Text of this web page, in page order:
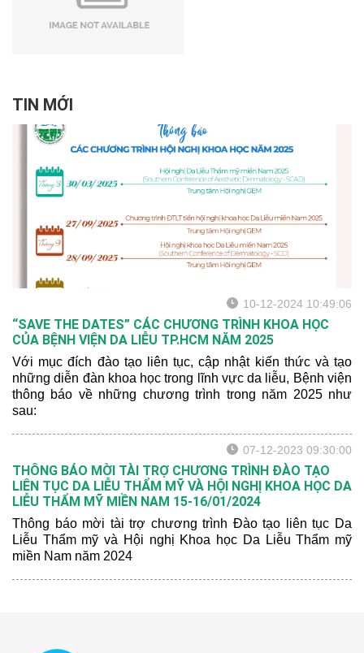
TIN MỚI
10-12-2024 10:49:06
“SAVE THE DATES” CÁC CHƯƠNG TRÌNH KHOA HỌC
CỦA BỆNH VIỆN DA LIỄU TP.HCM NĂM 2025
Với mục đích đào tạo liên tục, cập nhật kiến thức và tạo
những diễn đàn khoa học trong lĩnh vực da liễu, Bệnh viện
thông báo về những chương trình trong năm 2025 như
sau:
07-12-2023 09:30:00
THÔNG BÁO MỜI TÀI TRỢ CHƯƠNG TRÌNH ĐÀO TẠO
LIÊN TỤC DA LIỄU THẨM MỸ VÀ HỘI NGHỊ KHOA HỌC DA
LIỄU THẨM MỸ MIỀN NAM 15-16/01/2024
Thông báo mời tài trợ chương trình Đào tạo liên tục Da
Liễu Thẩm mỹ và Hội nghị Khoa học Da Liễu Thẩm mỹ
miền Nam năm 2024